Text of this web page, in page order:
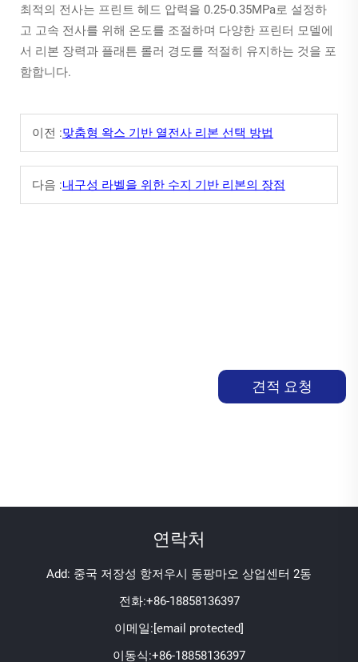
최적의 전사는 프린트 헤드 압력을 0.25-0.35MPa로 설정하
고 고속 전사를 위해 온도를 조절하며 다양한 프린터 모델에
서 리본 장력과 플래튼 롤러 경도를 적절히 유지하는 것을 포
함합니다.
이전 :맞춤형 왁스 기반 열전사 리본 선택 방법
다음 :내구성 라벨을 위한 수지 기반 리본의 장점
견적 요청
연락처
Add: 중국 저장성 항저우시 동팡마오 상업센터 2동
전화:+86-18858136397
이메일:[email protected]
이동식:+86-18858136397